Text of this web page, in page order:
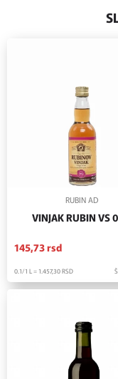
RUBIN AD
VINJAK RUBIN VS
145,73rsd
0.1/1 L = 1.457,30RSD